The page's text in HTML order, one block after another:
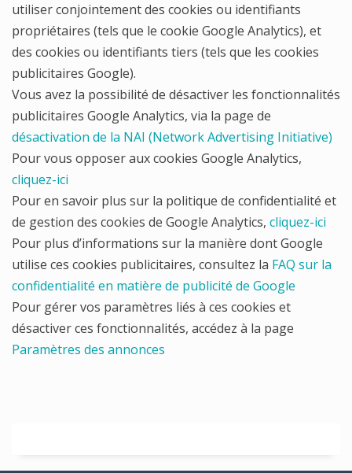
utiliser conjointement des cookies ou identifiants
propriétaires (tels que le cookie Google Analytics), et
des cookies ou identifiants tiers (tels que les cookies
publicitaires Google).
Vous avez la possibilité de désactiver les fonctionnalités
publicitaires Google Analytics, via la page de
désactivation de la NAI (Network Advertising Initiative)
Pour vous opposer aux cookies Google Analytics,
cliquez-ici
Pour en savoir plus sur la politique de confidentialité et
de gestion des cookies de Google Analytics, cliquez-ici
Pour plus d’informations sur la manière dont Google
utilise ces cookies publicitaires, consultez la FAQ sur la
confidentialité en matière de publicité de Google
Pour gérer vos paramètres liés à ces cookies et
désactiver ces fonctionnalités, accédez à la page
Paramètres des annonces